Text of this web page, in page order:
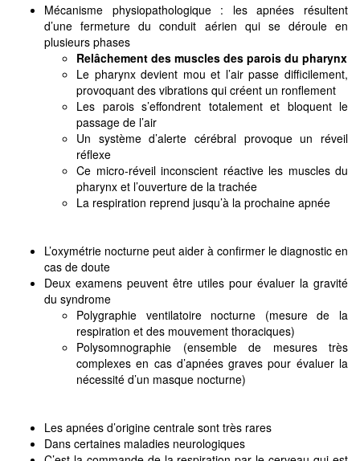
Mécanisme physiopathologique : les apnées résultent
d’une fermeture du conduit aérien qui se déroule en
plusieurs phases
Relâchement des muscles des parois du pharynx
Le pharynx devient mou et l’air passe difficilement,
provoquant des vibrations qui créent un ronflement
Les parois s’effondrent totalement et bloquent le
passage de l’air
Un système d’alerte cérébral provoque un réveil
réflexe
Ce micro-réveil inconscient réactive les muscles du
pharynx et l’ouverture de la trachée
La respiration reprend jusqu’à la prochaine apnée
L’oxymétrie nocturne peut aider à confirmer le diagnostic en
cas de doute
Deux examens peuvent être utiles pour évaluer la gravité
du syndrome
Polygraphie ventilatoire nocturne (mesure de la
respiration et des mouvement thoraciques)
Polysomnographie (ensemble de mesures très
complexes en cas d’apnées graves pour évaluer la
nécessité d’un masque nocturne)
Les apnées d’origine centrale sont très rares
Dans certaines maladies neurologiques